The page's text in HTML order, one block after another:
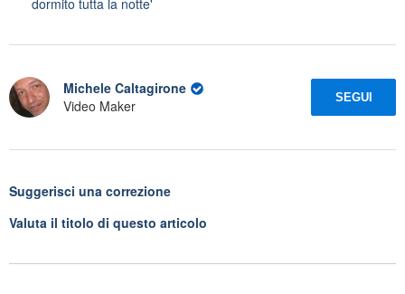
Michele Caltagirone
Video Maker
SEGUI
Suggerisci una correzione
Valuta il titolo di questo articolo